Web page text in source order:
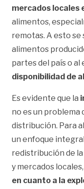
mercados locales
alimentos,
remotas. A esto se
alimentos
partes del país o al
disponibilidad de
Es evidente que la
no es un problema
distribución. Para
un enfoque
redistribución de
y mercados
en cuanto a la